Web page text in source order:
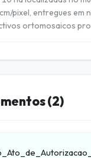
pixel, entregues em
ortomosaicos
(2)